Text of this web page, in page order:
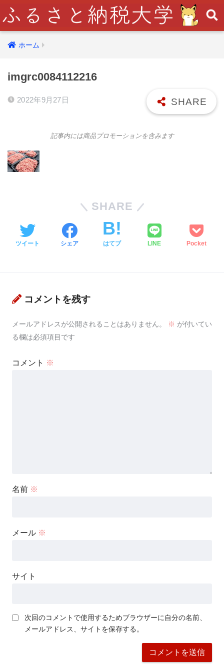
ホーム
imgrc0084112216
2022年9月27日
記事内には商品プロモーションを含みます
SHARE
ツイート シェア はてブ LINE Pocket
コメントを残す
メールアドレスが公開されることはありません。 ※ が付いてい
る欄は必須項目です
コメント ※
名前 ※
メール ※
サイト
次回のコメントで使用するためブラウザーに自分の名前、
メールアドレス、サイトを保存する。